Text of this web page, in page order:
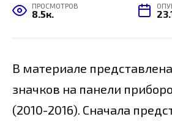
ПРОСМОТРОВ
8.5к.
В материале
значков на панели
(2010-2016). Сначала